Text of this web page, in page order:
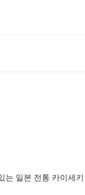
는 일본 전통 카이세키